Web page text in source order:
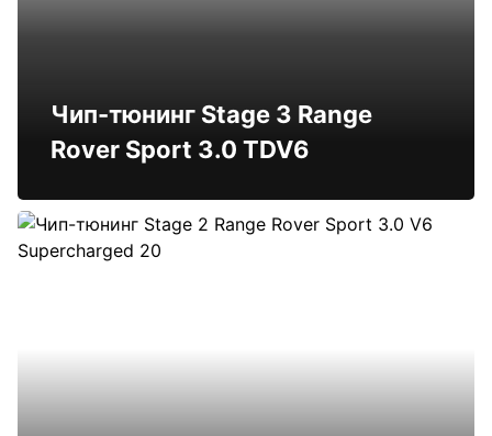
Чип-тюнинг Stage 3 Range
Rover Sport 3.0 TDV6